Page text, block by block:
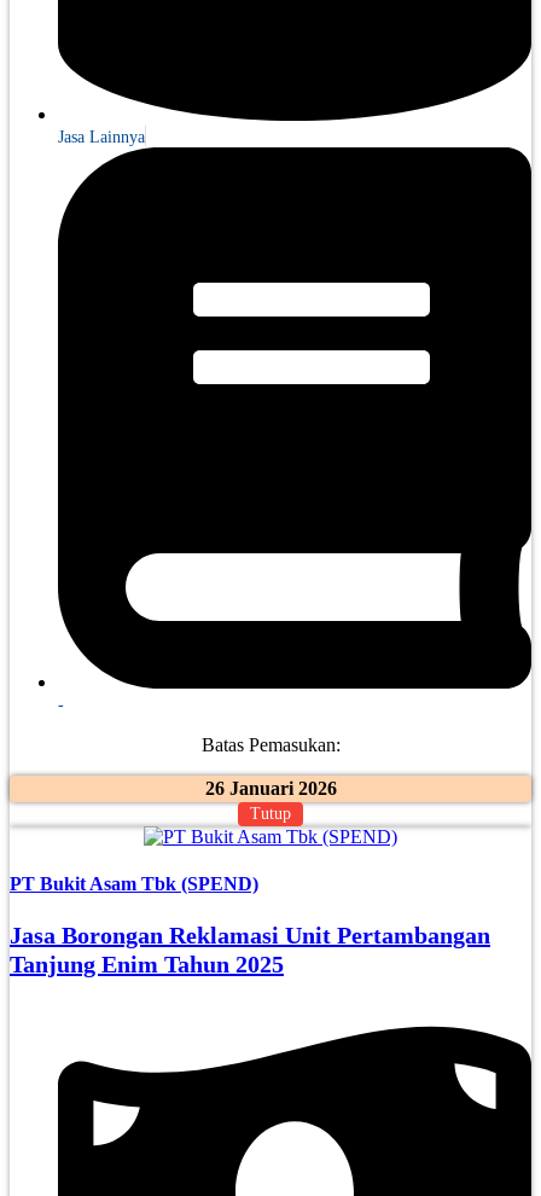
Jasa Lainnya
-
Batas Pemasukan:
26 Januari 2026
Tutup
PT Bukit Asam Tbk (SPEND)
Jasa Borongan Reklamasi Unit Pertambangan
Tanjung Enim Tahun 2025